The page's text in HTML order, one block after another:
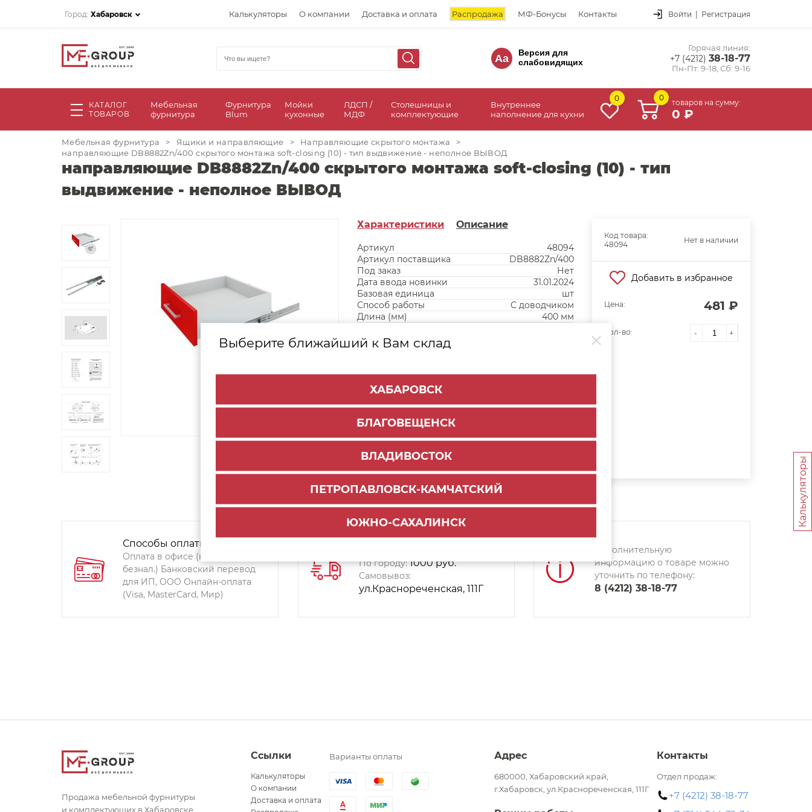
Город: Хабаровск Калькуляторы О компании Доставка и оплата Распродажа МФ-Бонусы Контакты Войти | Регистрация
Aa
Версия для
слабовидящих
Горячая линия:
+7 (4212) 38-18-77
Пн-Пт: 9-18, Сб: 9-16
КАТАЛОГ
ТОВАРОВ
Мебельная
фурнитура
Фурнитура
Blum
Мойки
кухонные
ЛДСП /
МДФ
Столешницы и
комплектующие
Внутреннее
наполнение для кухни
0 0
товаров на сумму:
0 ₽
Выберите ближайший к Вам склад
ХАБАРОВСК
БЛАГОВЕЩЕНСК
ВЛАДИВОСТОК
ПЕТРОПАВЛОВСК-КАМЧАТСКИЙ
ЮЖНО-САХАЛИНСК
Мебельная фурнитура > Ящики и направляющие > Направляющие скрытого монтажа
>
направляющие DB8882Zn/400 скрытого монтажа soft-closing (10) - тип выдвижение - неполное ВЫВОД
направляющие DB8882Zn/400 скрытого монтажа soft-closing (10) - тип
выдвижение - неполное ВЫВОД
Характеристики Описание
Артикул
48094
Артикул поставщика
DB8882Zn/400
Под заказ
Нет
Дата ввода новинки
31.01.2024
Базовая единица
шт
Способ работы
С доводчиком
Длина (мм)
400 мм
Код товара:
48094
Нет в наличии
Добавить в избранное
Цена: 481 ₽
Кол-во: - +
Способы оплаты:
Оплата в офисе (наличными,
безнал.) Банковский перевод
для ИП, ООО Онлайн-оплата
(Visa, MasterCard, Мир)
По городу:1000 руб.
Самовывоз:
ул.Краснореченская, 111Г
Дополнительную
информацию о товаре можно
уточнить по телефону:
8 (4212) 38-18-77
Калькуляторы
Продажа мебельной фурнитуры
и комплектующих в Хабаровске
Ссылки
Калькуляторы
О компании
Доставка и оплата
Варианты оплаты Адрес
680000, Хабаровский край,
г.Хабаровск, ул.Краснореченская, 111Г
Контакты
Отдел продаж:
+7 (4212) 38-18-77